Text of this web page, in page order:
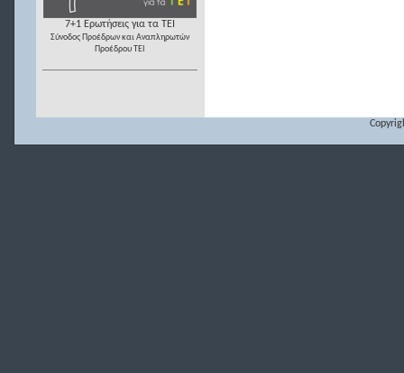
7+1 Ερωτήσεις για τα ΤΕΙ
Σύνοδος Προέδρων και Αναπληρωτών
Προέδρου ΤΕΙ